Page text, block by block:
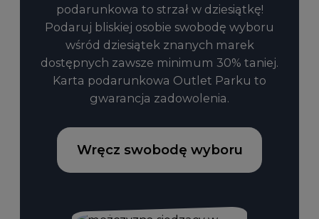
podarunkowa to strzał w dziesiątkę!
Podaruj bliskiej osobie swobodę wyboru
wśród dziesiątek znanych marek
dostępnych zawsze minimum 30% taniej.
Karta podarunkowa Outlet Parku to
gwarancja zadowolenia.
Wręcz swobodę wyboru